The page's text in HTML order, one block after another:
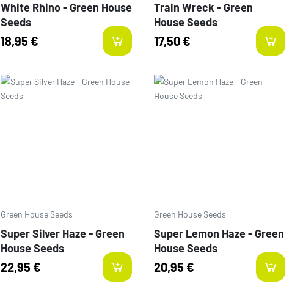
White Rhino - Green House
Seeds
18,95 €
Train Wreck - Green
House Seeds
17,50 €
Prezzo
Green House Seeds
Super Silver Haze - Green
House Seeds
22,95 €
Prezzo
Green House Seeds
Super Lemon Haze - Green
House Seeds
20,95 €